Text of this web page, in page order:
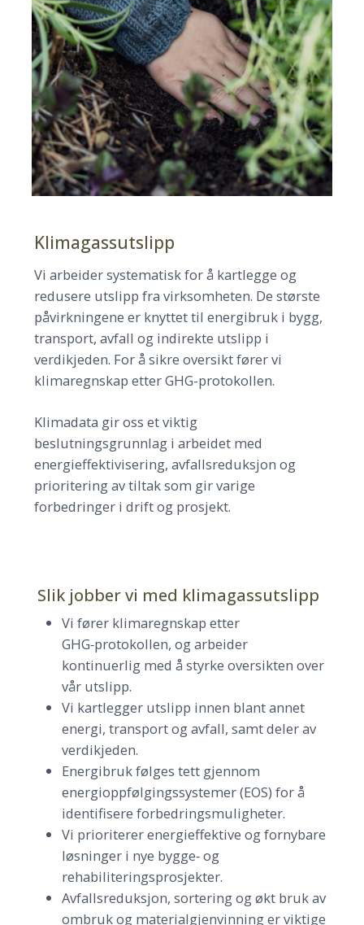
Klimagassutslipp
Vi arbeider systematisk for å kartlegge og
redusere utslipp fra virksomheten. De største
påvirkningene er knyttet til energibruk i bygg,
transport, avfall og indirekte utslipp i
verdikjeden. For å sikre oversikt fører vi
klimaregnskap etter GHG-protokollen.
Klimadata gir oss et viktig
beslutningsgrunnlag i arbeidet med
energieffektivisering, avfallsreduksjon og
prioritering av tiltak som gir varige
forbedringer i drift og prosjekt.
Slik jobber vi med klimagassutslipp
Vi fører klimaregnskap etter
GHG‑protokollen, og arbeider
kontinuerlig med å styrke oversikten over
vår utslipp.
Vi kartlegger utslipp innen blant annet
energi, transport og avfall, samt deler av
verdikjeden.
Energibruk følges tett gjennom
energioppfølgingssystemer (EOS) for å
identifisere forbedringsmuligheter.
Vi prioriterer energieffektive og fornybare
løsninger i nye bygge‑ og
rehabiliteringsprosjekter.
Avfallsreduksjon, sortering og økt bruk av
ombruk og materialgjenvinning er viktige